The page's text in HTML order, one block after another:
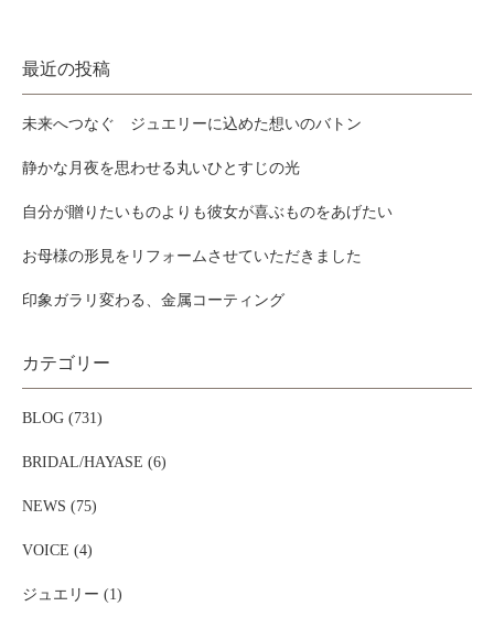
最近の投稿
未来へつなぐ ジュエリーに込めた想いのバトン
静かな月夜を思わせる丸いひとすじの光
自分が贈りたいものよりも彼女が喜ぶものをあげたい
お母様の形見をリフォームさせていただきました
印象ガラリ変わる、金属コーティング
カテゴリー
BLOG (731)
BRIDAL/HAYASE (6)
NEWS (75)
VOICE (4)
ジュエリー (1)